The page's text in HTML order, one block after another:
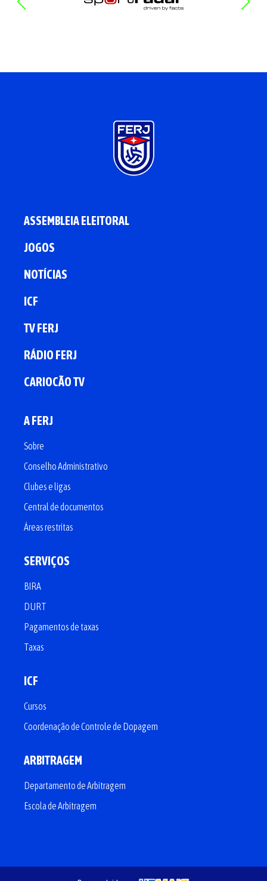
ASSEMBLEIA ELEITORAL
JOGOS
NOTÍCIAS
ICF
TV FERJ
RÁDIO FERJ
CARIOCÃO TV
A FERJ
Sobre
Conselho Administrativo
Clubes e ligas
Central de documentos
Áreas restritas
SERVIÇOS
BIRA
DURT
Pagamentos de taxas
Taxas
ICF
Cursos
Coordenação de Controle de Dopagem
ARBITRAGEM
Departamento de Arbitragem
Escola de Arbitragem